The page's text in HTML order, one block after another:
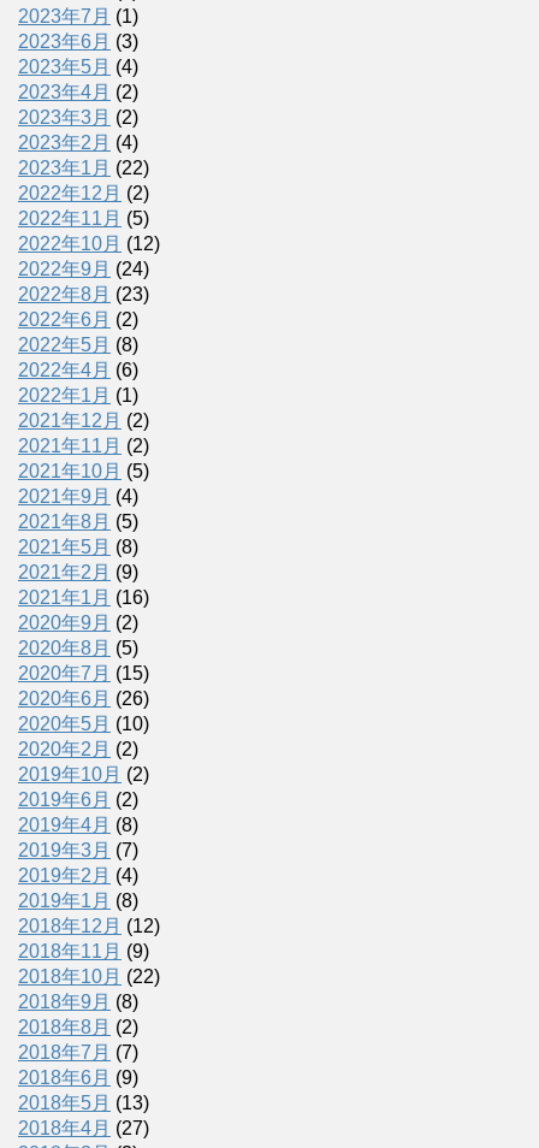
2023年7月 (1)
2023年6月 (3)
2023年5月 (4)
2023年4月 (2)
2023年3月 (2)
2023年2月 (4)
2023年1月 (22)
2022年12月 (2)
2022年11月 (5)
2022年10月 (12)
2022年9月 (24)
2022年8月 (23)
2022年6月 (2)
2022年5月 (8)
2022年4月 (6)
2022年1月 (1)
2021年12月 (2)
2021年11月 (2)
2021年10月 (5)
2021年9月 (4)
2021年8月 (5)
2021年5月 (8)
2021年2月 (9)
2021年1月 (16)
2020年9月 (2)
2020年8月 (5)
2020年7月 (15)
2020年6月 (26)
2020年5月 (10)
2020年2月 (2)
2019年10月 (2)
2019年6月 (2)
2019年4月 (8)
2019年3月 (7)
2019年2月 (4)
2019年1月 (8)
2018年12月 (12)
2018年11月 (9)
2018年10月 (22)
2018年9月 (8)
2018年8月 (2)
2018年7月 (7)
2018年6月 (9)
2018年5月 (13)
2018年4月 (27)